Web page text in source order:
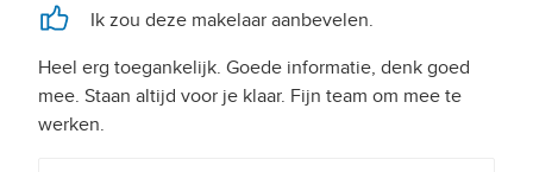
Ik zou deze makelaar aanbevelen.
Heel erg toegankelijk. Goede informatie, denk goed
mee. Staan altijd voor je klaar. Fijn team om mee te
werken.